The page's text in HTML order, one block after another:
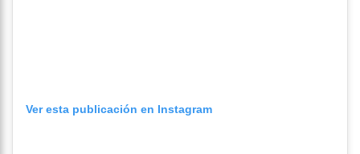
Ver esta publicación en Instagram